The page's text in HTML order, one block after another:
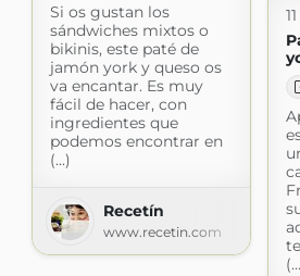
Si os gustan los
sándwiches mixtos o
bikinis, este paté de
jamón york y queso os
va encantar. Es muy
fácil de hacer, con
ingredientes que
podemos encontrar en
(...)
Recetín
www.recetin.com